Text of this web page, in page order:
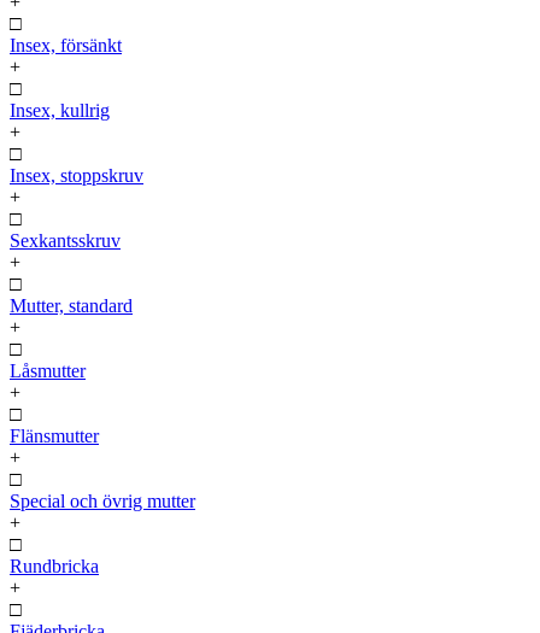
□
Insex, försänkt
+
□
Insex, kullrig
+
□
Insex, stoppskruv
+
□
Sexkantsskruv
+
□
Mutter, standard
+
□
Låsmutter
+
□
Flänsmutter
+
□
Special och övrig mutter
+
□
Rundbricka
+
□